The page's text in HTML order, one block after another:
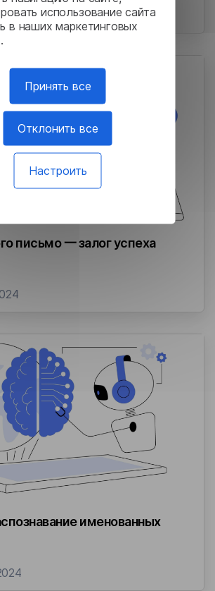
использование сайта
в наших маркетинговых
Принять все
Отклонить все
Настроить
письмо 一 залог успеха
именованных